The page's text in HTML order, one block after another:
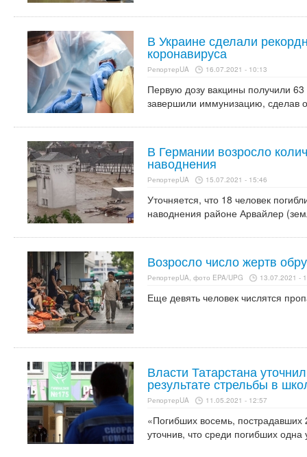
В Украине сделали
коронавируса
РепортерUA 16.07.2021 - 10:13
Первую дозу вакцины получили
завершили иммунизацию, сделав
В Германии возросло
наводнения
РепортерUA 15.07.2021 - 15:46
Уточняется, что 18 человек
наводнения районе Арвайлер
Возросло число жертв
РепортерUA, фото EPA/UPG 13.07.2021 -
Еще девять человек числятся
Власти Татарстана
результате стрельбы в
РепортерUA 11.05.2021 - 12:57
«Погибших восемь,
уточнив, что среди погибших одна